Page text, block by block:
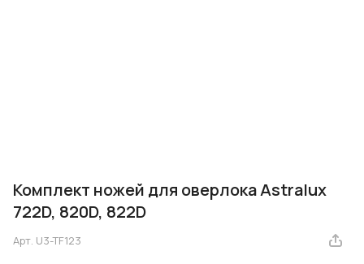
Комплект ножей для оверлока Astralux
722D, 820D, 822D
Арт. U3-TF123